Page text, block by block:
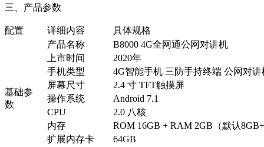
三、产品参数
配置 详细内容 具体规格
基础参
数
产品名称
B8000 4G全网通公网对讲机
上市时间
2020年
手机类型
4G智能手机 三防手持终端 公网对
屏幕尺寸
2.4 寸 TFT触摸屏
操作系统
Android 7.1
CPU
2.0 八核
内存
ROM 16GB + RAM 2GB（默认
扩展内存卡
64GB